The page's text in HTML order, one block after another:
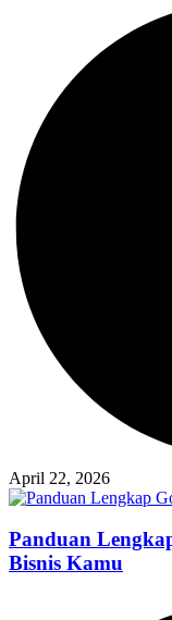
April 22, 2026
Panduan
Bisnis Kamu